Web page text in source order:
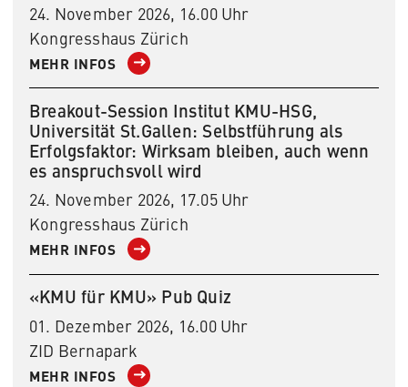
24. November 2026, 16.00 Uhr
Kongresshaus Zürich
MEHR INFOS
Breakout-Session Institut KMU-HSG,
Universität St.Gallen: Selbstführung als
Erfolgsfaktor: Wirksam bleiben, auch wenn
es anspruchsvoll wird
24. November 2026, 17.05 Uhr
Kongresshaus Zürich
MEHR INFOS
«KMU für KMU» Pub Quiz
01. Dezember 2026, 16.00 Uhr
ZID Bernapark
MEHR INFOS